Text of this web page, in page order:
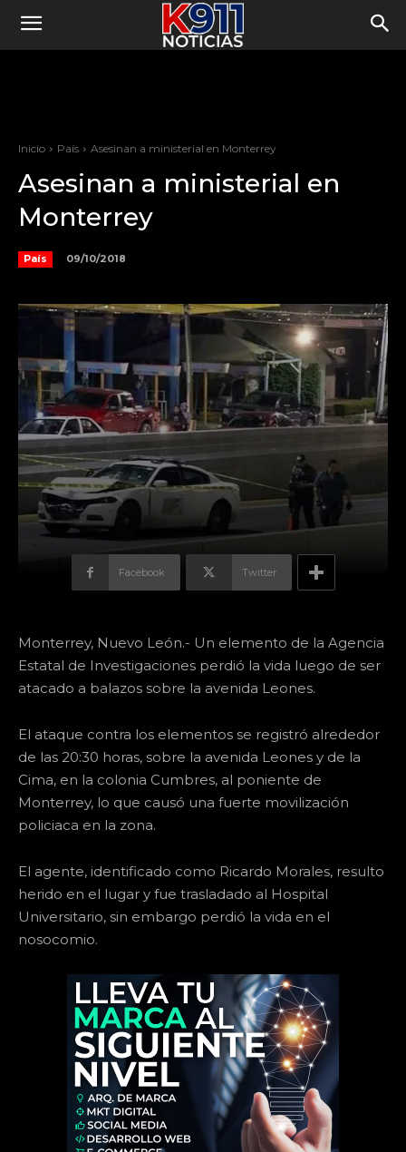
Inicio País Asesinan a ministerial en Monterrey
Asesinan a ministerial en
Monterrey
País 09/10/2018
Facebook Twitter
Monterrey, Nuevo León.- Un elemento de la Agencia
Estatal de Investigaciones perdió la vida luego de ser
atacado a balazos sobre la avenida Leones.
El ataque contra los elementos se registró alrededor
de las 20:30 horas, sobre la avenida Leones y de la
Cima, en la colonia Cumbres, al poniente de
Monterrey, lo que causó una fuerte movilización
policiaca en la zona.
El agente, identificado como Ricardo Morales, resulto
herido en el lugar y fue trasladado al Hospital
Universitario, sin embargo perdió la vida en el
nosocomio.